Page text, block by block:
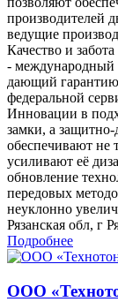
производителей
ведущие
Качество и
- международный
дающий
федеральной
Инновации в
замки, а
обеспечивают не
усиливают её
обновление
передовых
неуклонно
Рязанская обл, г
Подробнее
ООО